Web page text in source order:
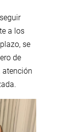
a los
se
de
atención